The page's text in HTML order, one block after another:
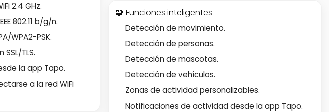
2.4 GHz.
802.11 b/g/n.
WPA2-PSK.
TLS.
la app Tapo.
a la red WiFi
🧩 Funciones inteligentes
Detección de movimiento.
Detección de personas.
Detección de mascotas.
Detección de vehículos.
Zonas de actividad personalizables.
Notificaciones de actividad desde la app Tapo.